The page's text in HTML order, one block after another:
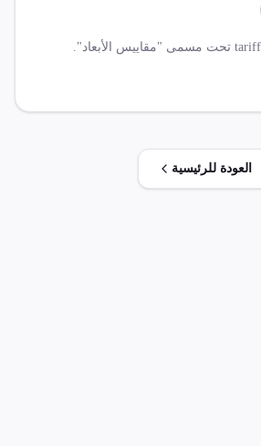
العودة للرئيسية